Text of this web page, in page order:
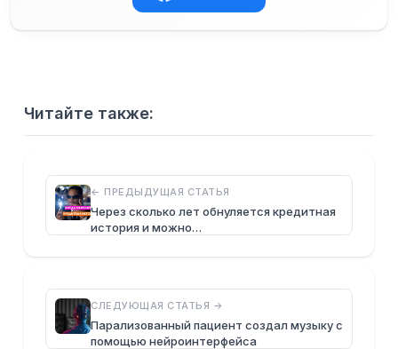
Читайте также:
← ПРЕДЫДУЩАЯ СТАТЬЯ
Через сколько лет обнуляется кредитная
история и можно…
СЛЕДУЮЩАЯ СТАТЬЯ →
Парализованный пациент создал музыку с
помощью нейроинтерфейса